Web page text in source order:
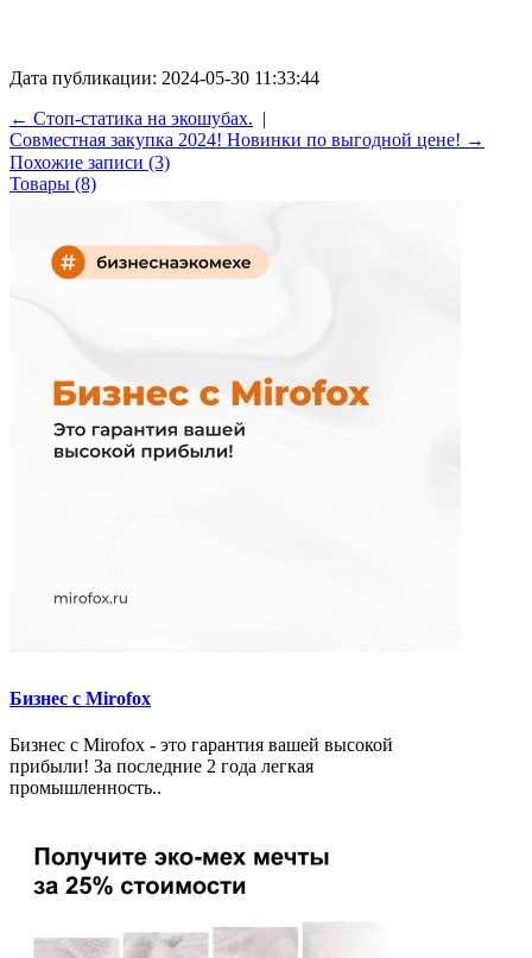
Дата публикации: 2024-05-30 11:33:44
← Стоп-статика на экошубах. |
Совместная закупка 2024! Новинки по выгодной цене! →
Похожие записи (3)
Товары (8)
Бизнес с Mirofox
Бизнес с Mirofox - это гарантия вашей высокой
прибыли! За последние 2 года легкая
промышленность..